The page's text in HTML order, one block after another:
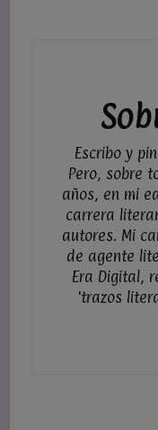
Escribo y
Pero, sobre
años, en mi
carrera
autores. Mi
de agente
Era Digital,
'trazos